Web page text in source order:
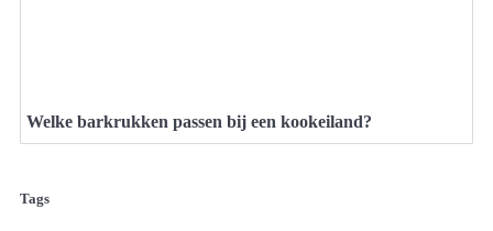
Welke barkrukken passen bij een kookeiland?
Tags